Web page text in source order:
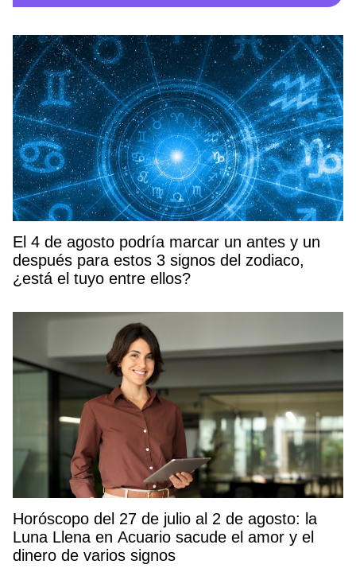
El 4 de agosto podría marcar un antes y un
después para estos 3 signos del zodiaco,
¿está el tuyo entre ellos?
Horóscopo del 27 de julio al 2 de agosto: la
Luna Llena en Acuario sacude el amor y el
dinero de varios signos